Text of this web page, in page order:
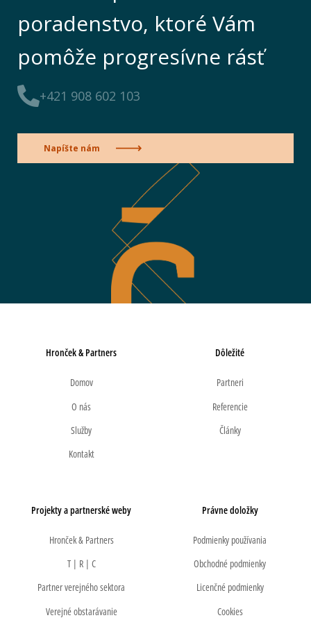
poradenstvo, ktoré Vám
pomôže progresívne rásť
+421 908 602 103
Napíšte nám
Hronček & Partners
Domov
O nás
Služby
Kontakt
Dôležité
Partneri
Referencie
Články
Projekty a partnerské weby
Hronček & Partners
T | R | C
Partner verejného sektora
Verejné obstarávanie
Právne doložky
Podmienky používania
Obchodné podmienky
Licenčné podmienky
Cookies